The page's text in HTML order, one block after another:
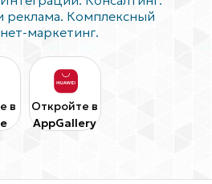
реклама. Комплексный
маркетинг.
в
Откройте в
AppGallery